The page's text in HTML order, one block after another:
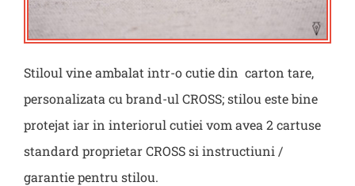
Stiloul vine ambalat intr-o cutie din carton tare,
personalizata cu brand-ul CROSS; stilou este bine
protejat iar in interiorul cutiei vom avea 2 cartuse
standard proprietar CROSS si instructiuni /
garantie pentru stilou.